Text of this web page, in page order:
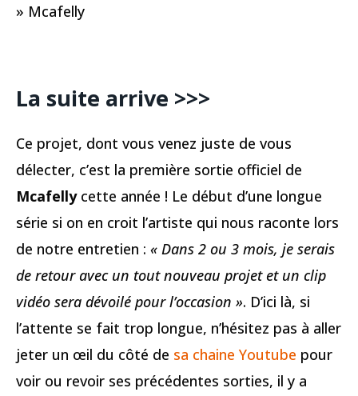
» Mcafelly
La suite arrive >>>
Ce projet, dont vous venez juste de vous
délecter, c’est la première sortie officiel de
Mcafellycette année ! Le début d’une longue
série si on en croit l’artiste qui nous raconte lors
de notre entretien : « Dans 2 ou 3 mois, je serais
de retour avec un tout nouveau projet et un clip
vidéo sera dévoilé pour l’occasion ». D’ici là, si
l’attente se fait trop longue, n’hésitez pas à aller
jeter un œil du côté de sa chaine Youtube pour
voir ou revoir ses précédentes sorties, il y a